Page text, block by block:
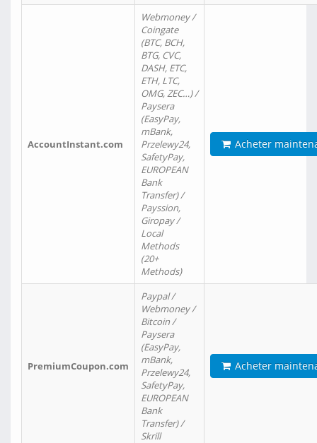
AccountInstant.com
Webmoney /
Coingate
(BTC, BCH,
BTG, CVC,
DASH, ETC,
ETH, LTC,
OMG, ZEC…) /
Paysera
(EasyPay,
mBank,
Przelewy24,
SafetyPay,
EUROPEAN
Bank
Transfer) /
Payssion,
Giropay /
Local
Methods
(20+
Methods)
Acheter
PremiumCoupon.com
Paypal /
Webmoney /
Bitcoin /
Paysera
(EasyPay,
mBank,
Przelewy24,
SafetyPay,
EUROPEAN
Bank
Transfer) /
Skrill
Acheter